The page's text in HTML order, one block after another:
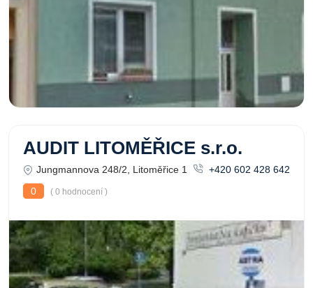
AUDIT LITOMĚŘICE s.r.o.
Jungmannova 248/2, Litoměřice 1
+420 602 428 642
0
( 0 hodnocení )